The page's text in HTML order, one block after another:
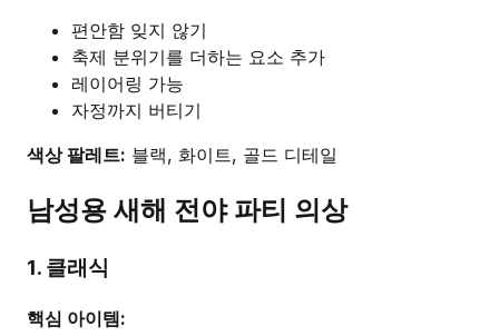
편안함 잊지 않기
축제 분위기를 더하는 요소 추가
레이어링 가능
자정까지 버티기
색상 팔레트: 블랙, 화이트, 골드 디테일
남성용 새해 전야 파티 의상
1. 클래식
핵심 아이템: